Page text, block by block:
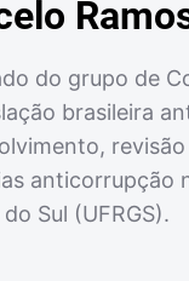
do grupo de
brasileira
anticorrupção
Sul (UFRGS).